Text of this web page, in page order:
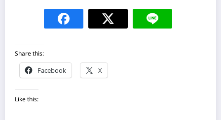
Share this:
Facebook
X
Like this: